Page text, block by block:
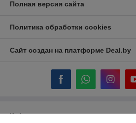
Полная версия сайта
Политика обработки cookies
Сайт создан на платформе Deal.by
Информация для покупателя